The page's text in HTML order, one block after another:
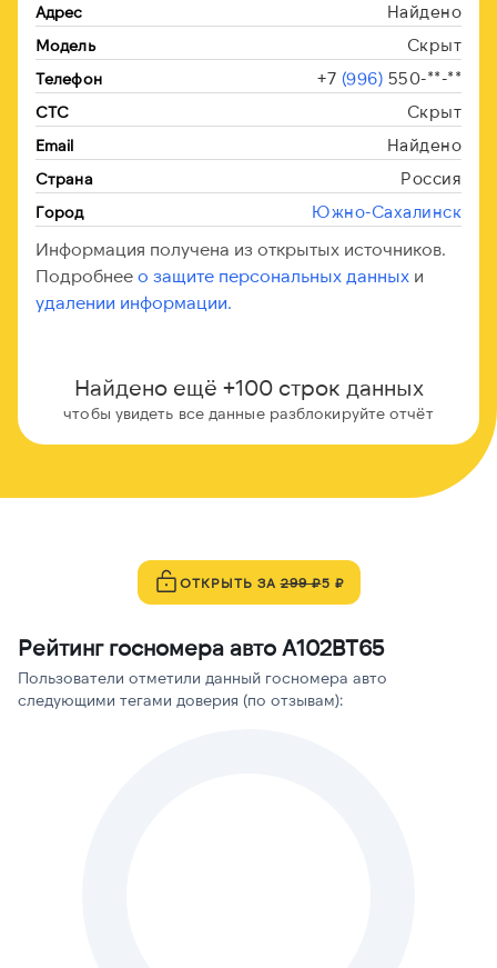
Адрес Найдено
Модель Скрыт
Телефон +7 (996) 550-**-**
СТС Скрыт
Email Найдено
Страна Россия
Город Южно-Сахалинск
Информация получена из открытых источников.
Подробнее о защите персональных данных и
удалении информации.
Найдено ещё +100 строк данных
чтобы увидеть все данные разблокируйте отчёт
ОТКРЫТЬ ЗА299 ₽5 ₽
Рейтинг госномера авто А102ВТ65
Пользователи отметили данный госномера авто
следующими тегами доверия (по отзывам):